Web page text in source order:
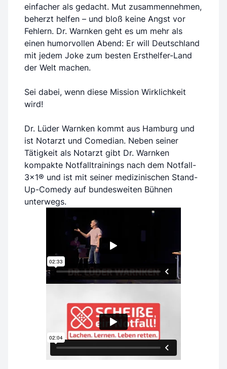
einfacher als gedacht. Mut zusammennehmen,
beherzt helfen – und bloß keine Angst vor
Fehlern. Dr. Warnken geht es um mehr als
einen humorvollen Abend: Er will Deutschland
mit jedem Joke zum besten Ersthelfer-Land
der Welt machen.
Sei dabei, wenn diese Mission Wirklichkeit
wird!
Dr. Lüder Warnken kommt aus Hamburg und
ist Notarzt und Comedian. Neben seiner
Tätigkeit als Notarzt gibt Dr. Warnken
kompakte Notfalltrainings nach dem Notfall-
3x1® und ist mit seiner medizinischen Stand-
Up-Comedy auf bundesweiten Bühnen
unterwegs.